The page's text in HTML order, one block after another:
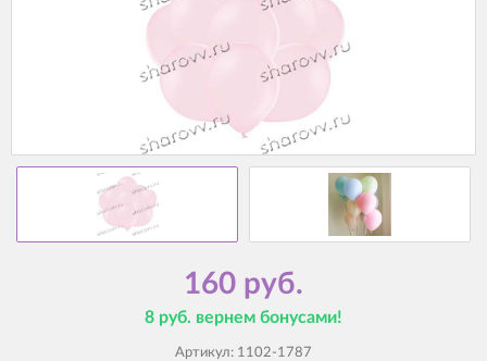
160 руб.
8 руб. вернем бонусами!
Артикул: 1102-1787